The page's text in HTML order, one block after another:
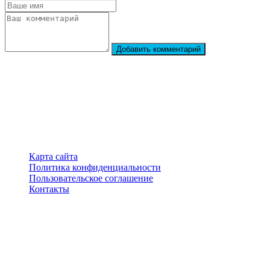
Добавить комментарий
Карта сайта
Политика конфиденциальности
Пользовательское соглашение
Контакты